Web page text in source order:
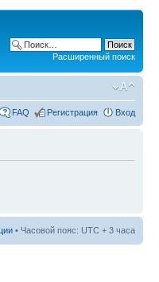
Расширенный поиск
FAQ Регистрация Вход
• Часовой пояс: UTC + 3 часа